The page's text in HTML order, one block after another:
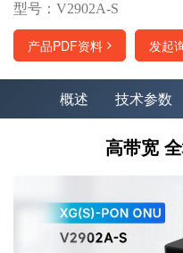
型号：V2902A-S
产品PDF资料 发起
概述 技术参数
高带宽